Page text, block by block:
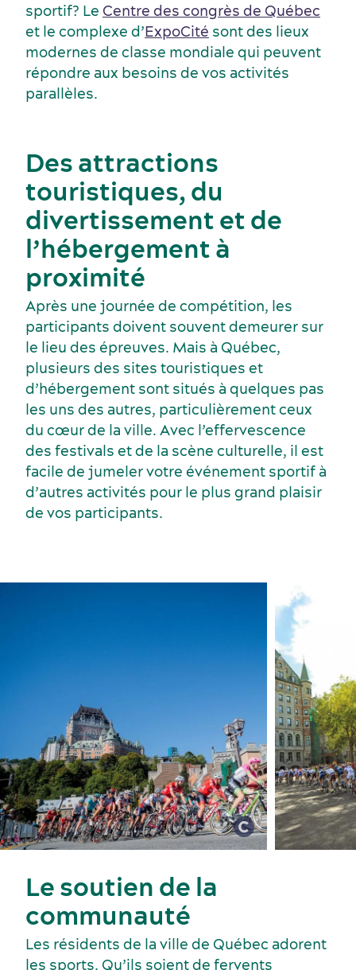
Écoresponsabilité événementielle
Fournisseurs
Activités et expériences
Services et outils
sportif? Le Centre des congrès de Québec
et le complexe d’ExpoCité sont des lieux
modernes de classe mondiale qui peuvent
répondre aux besoins de vos activités
parallèles.
Des attractions
touristiques, du
divertissement et de
l’hébergement à
proximité
Après une journée de compétition, les
participants doivent souvent demeurer sur
le lieu des épreuves. Mais à Québec,
plusieurs des sites touristiques et
d’hébergement sont situés à quelques pas
les uns des autres, particulièrement ceux
du cœur de la ville. Avec l’effervescence
des festivals et de la scène culturelle, il est
facile de jumeler votre événement sportif à
d’autres activités pour le plus grand plaisir
de vos participants.
Le soutien de la
communauté
Les résidents de la ville de Québec adorent
les sports. Qu’ils soient de fervents